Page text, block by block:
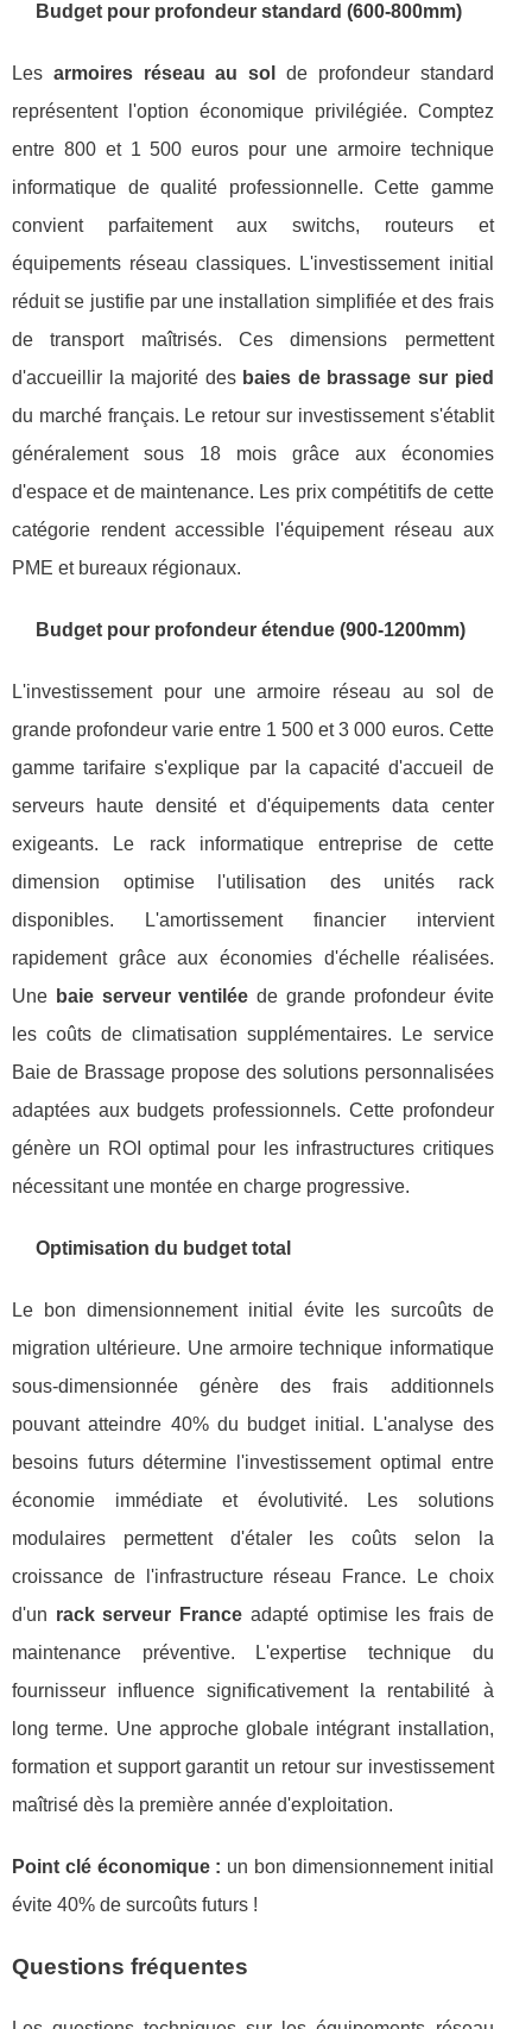
Budget pour profondeur standard (600-800mm)
Les armoires réseau au sol
de profondeur standard
représentent l'option économique privilégiée. Comptez
entre 800 et 1 500 euros pour une armoire technique
informatique de qualité professionnelle. Cette gamme
convient parfaitement aux switchs, routeurs et
équipements réseau classiques. L'investissement initial
réduit se justifie par une installation simplifiée et des frais
de transport maîtrisés. Ces dimensions permettent
d'accueillir la majorité des baies de brassage sur pied
du marché français. Le retour sur investissement s'établit
généralement sous 18 mois grâce aux économies
d'espace et de maintenance. Les prix compétitifs de cette
catégorie rendent accessible l'équipement réseau aux
PME et bureaux régionaux.
Budget pour profondeur étendue (900-1200mm)
L'investissement pour une armoire réseau au sol de
grande profondeur varie entre 1 500 et 3 000 euros. Cette
gamme tarifaire s'explique par la capacité d'accueil de
serveurs haute densité et d'équipements data center
exigeants. Le rack informatique entreprise de cette
dimension optimise l'utilisation des unités rack
disponibles. L'amortissement financier intervient
rapidement grâce aux économies d'échelle réalisées.
Une baie serveur ventilée de grande profondeur évite
les coûts de climatisation supplémentaires. Le service
Baie de Brassage propose des solutions personnalisées
adaptées aux budgets professionnels. Cette profondeur
génère un ROI optimal pour les infrastructures critiques
nécessitant une montée en charge progressive.
Optimisation du budget total
Le bon dimensionnement initial évite les surcoûts de
migration ultérieure. Une armoire technique informatique
sous-dimensionnée génère des frais additionnels
pouvant atteindre 40% du budget initial. L'analyse des
besoins futurs détermine l'investissement optimal entre
économie immédiate et évolutivité. Les solutions
modulaires permettent d'étaler les coûts selon la
croissance de l'infrastructure réseau France. Le choix
d'un rack serveur France adapté optimise les frais de
maintenance préventive. L'expertise technique du
fournisseur influence significativement la rentabilité à
long terme. Une approche globale intégrant installation,
formation et support garantit un retour sur investissement
maîtrisé dès la première année d'exploitation.
Point clé économique : un bon dimensionnement initial
évite 40% de surcoûts futurs !
Questions fréquentes